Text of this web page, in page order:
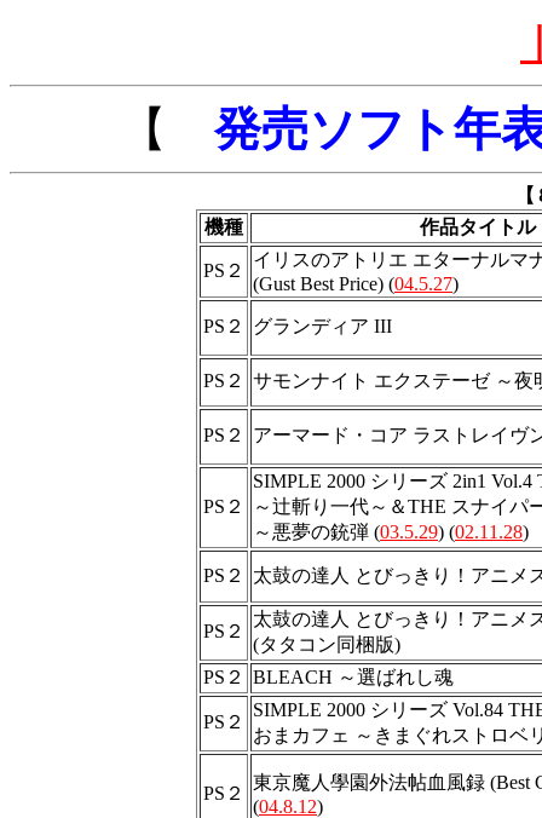
【発売ソフト年
機種
作品タイトル
PS２
イリスのアトリエ エターナルマ
(Gust Best Price) (04.5.27)
PS２ グランディア III
PS２ サモンナイト エクステーゼ ～夜
PS２ アーマード・コア ラストレイヴ
PS２
SIMPLE 2000 シリーズ 2in1 Vol.4
～辻斬り一代～＆THE スナイパ
～悪夢の銃弾 (03.5.29) (02.11.28)
PS２ 太鼓の達人 とびっきり！アニメ
PS２
太鼓の達人 とびっきり！アニメ
(タタコン同梱版)
PS２
BLEACH ～選ばれし魂
PS２
SIMPLE 2000 シリーズ Vol.84
おまカフェ ～きまぐれストロベ
PS２
東京魔人學園外法帖血風録 (Best
(04.8.12)